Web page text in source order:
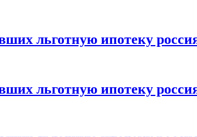
льготную ипотеку
льготную ипотеку